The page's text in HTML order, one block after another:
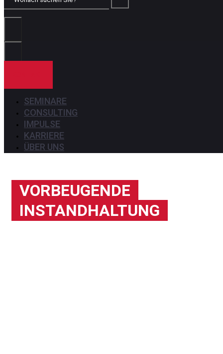
Sie?
SEMINARE
CONSULTING
IMPULSE
KARRIERE
ÜBER UNS
VORBEUGENDE
INSTANDHALTUNG